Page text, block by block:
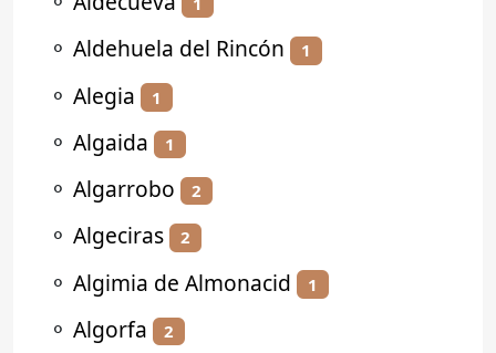
⚬ Aldehuela del Rincón 1
⚬ Alegia 1
⚬ Algaida 1
⚬ Algarrobo 2
⚬ Algeciras 2
⚬ Algimia de Almonacid 1
⚬ Algorfa 2